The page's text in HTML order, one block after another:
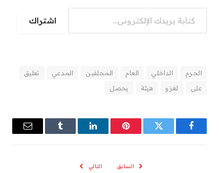
كتابة بريدك الإلكتروني...
اشتراك
الحرم الداخلي العام المحلفين المدعي
تعليق
على
لغزو هيئة يحصل
فيسبوك تويتر بينتيريستلينكدإن Tumblr
البريد
السابق التالي